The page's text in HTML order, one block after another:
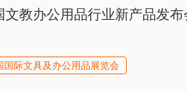
教办公用品行业新产品发
国际文具及办公用品展览会